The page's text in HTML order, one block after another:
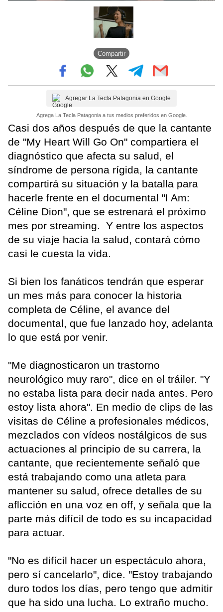
Compartir
Agregar La Tecla Patagonia en Google
Agrega La Tecla Patagonia a tus medios preferidos en Google.
Casi dos años después de que la cantante
de "My Heart Will Go On" compartiera el
diagnóstico que afecta su salud, el
síndrome de persona rígida, la cantante
compartirá su situación y la batalla para
hacerle frente en el documental "I Am:
Céline Dion", que se estrenará el próximo
mes por streaming. Y entre los aspectos
de su viaje hacia la salud, contará cómo
casi le cuesta la vida.
Si bien los fanáticos tendrán que esperar
un mes más para conocer la historia
completa de Céline, el avance del
documental, que fue lanzado hoy, adelanta
lo que está por venir.
"Me diagnosticaron un trastorno
neurológico muy raro", dice en el tráiler. "Y
no estaba lista para decir nada antes. Pero
estoy lista ahora". En medio de clips de las
visitas de Céline a profesionales médicos,
mezclados con vídeos nostálgicos de sus
actuaciones al principio de su carrera, la
cantante, que recientemente señaló que
está trabajando como una atleta para
mantener su salud, ofrece detalles de su
aflicción en una voz en off, y señala que la
parte más difícil de todo es su incapacidad
para actuar.
"No es difícil hacer un espectáculo ahora,
pero sí cancelarlo", dice. "Estoy trabajando
duro todos los días, pero tengo que admitir
que ha sido una lucha. Lo extraño mucho.